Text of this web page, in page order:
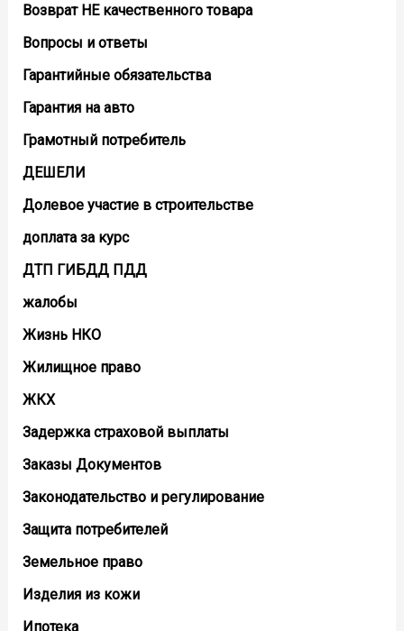
Возврат НЕ качественного товара
Вопросы и ответы
Гарантийные обязательства
Гарантия на авто
Грамотный потребитель
ДЕШЕЛИ
Долевое участие в строительстве
доплата за курс
ДТП ГИБДД ПДД
жалобы
Жизнь НКО
Жилищное право
ЖКХ
Задержка страховой выплаты
Заказы Документов
Законодательство и регулирование
Защита потребителей
Земельное право
Изделия из кожи
Ипотека